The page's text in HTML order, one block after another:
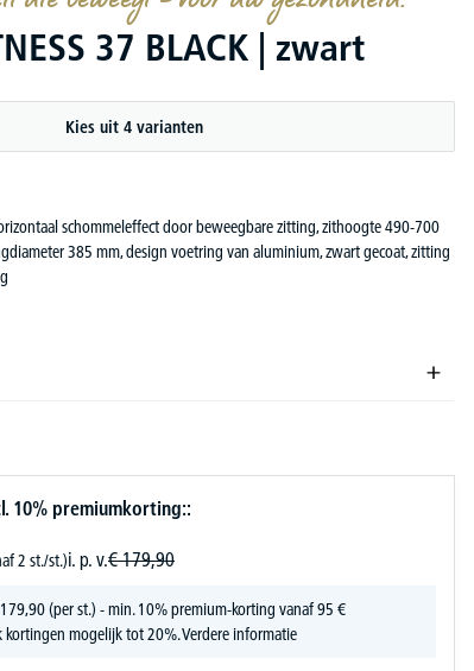
37 BLACK | zwart
Kies uit 4 varianten
schommeleffect door beweegbare zitting, zithoogte 490-700
385 mm, design voetring van aluminium, zwart gecoat, zitting
10% premiumkorting::
2 st./st.)i. p. v.€ 179,90
179,90(per st.) - min. 10% premium-korting vanaf 95 €
kortingen mogelijk tot 20%.Verdere informatie